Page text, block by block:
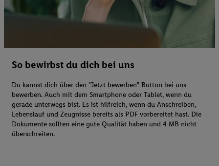
So bewirbst du dich bei uns
Du kannst dich über den "Jetzt bewerben"-Button bei uns
bewerben. Auch mit dem Smartphone oder Tablet, wenn du
gerade unterwegs bist. Es ist hilfreich, wenn du Anschreiben,
Lebenslauf und Zeugnisse bereits als PDF vorbereitet hast. Die
Dokumente sollten eine gute Qualität haben und 4 MB nicht
überschreiten.